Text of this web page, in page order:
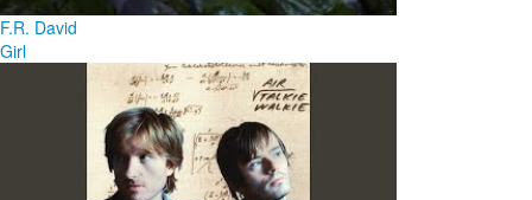
F.R. David
Girl